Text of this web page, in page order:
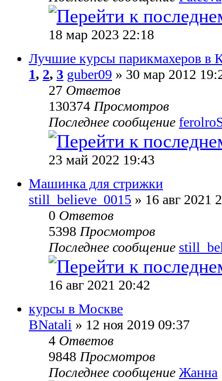
18 мар 2023 22:18
Лучшие курсы парикмахеров в
1, 2, 3 guber09 » 30 мар 2012
27 Ответов
130374Просмотров
Последнее сообщение
23 май 2022 19:43
Машинка для стрижки
still_believe_0015 » 16 авг 2021
0 Ответов
5398Просмотров
Последнее сообщение
16 авг 2021 20:42
курсы в Москве
BNatali » 12 ноя 2019 09:37
4 Ответов
9848Просмотров
Последнее сообщение Жанна